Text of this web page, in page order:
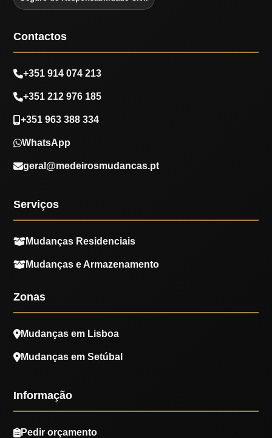
Contactos
+351 914 074 213
+351 212 976 185
+351 963 388 334
WhatsApp
geral@medeirosmudancas.pt
Serviços
Mudanças Residenciais
Mudanças e Armazenamento
Zonas
Mudanças em Lisboa
Mudanças em Setúbal
Informação
Pedir orçamento